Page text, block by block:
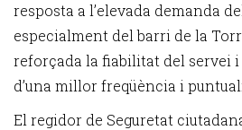
resposta a l’elevada demanda
especialment del barri de la
reforçada la fiabilitat del servei
d’una millor freqüència i
El regidor de Seguretat